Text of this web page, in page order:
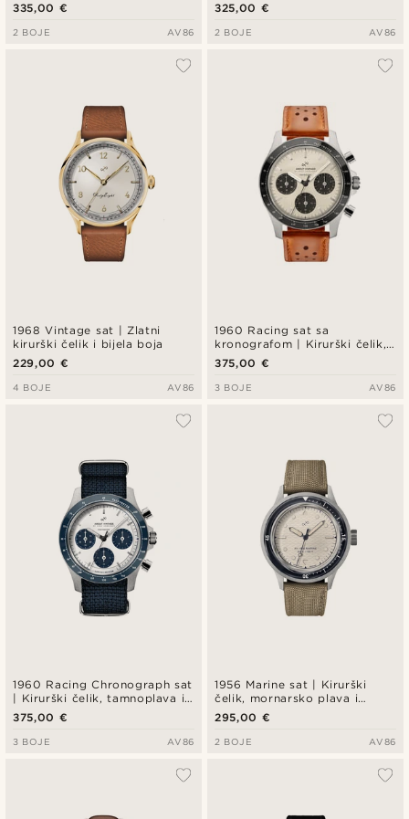
335,00 €
2 BOJE AV86
325,00 €
2 BOJE AV86
1968 Vintage sat | Zlatni
kirurški čelik i bijela boja
229,00 €
4 BOJE AV86
1960 Racing sat sa
kronografom | Kirurški čelik,
prljavobijela i crna boja
375,00 €
3 BOJE AV86
1960 Racing Chronograph sat
| Kirurški čelik, tamnoplava i
bijela
375,00 €
3 BOJE AV86
1956 Marine sat | Kirurški
čelik, mornarsko plava i
prljavo bijela
295,00 €
2 BOJE AV86